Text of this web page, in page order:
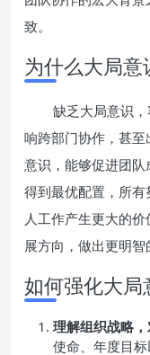
致。
为什么大局意
缺乏大局意识
响跨部门协作，甚
意识，能够促进团
得到最优配置，所
人工作产生更大的
展方向，做出更明智
如何强化大局
理解组织战略，
使命、年度目